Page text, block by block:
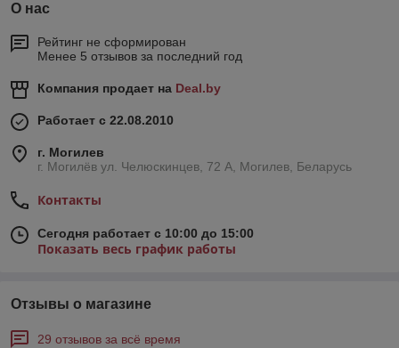
О нас
Рейтинг не сформирован
Менее 5 отзывов за последний год
Компания продает на Deal.by
Работает с 22.08.2010
г. Могилев
г. Могилёв ул. Челюскинцев, 72 А, Могилев, Беларусь
Контакты
Сегодня работает с 10:00 до 15:00
Показать весь график работы
Отзывы о магазине
29 отзывов за всё время